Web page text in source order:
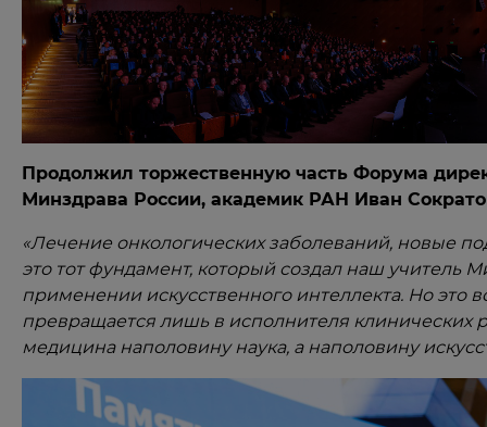
Продолжил торжественную часть Форума
Минздрава России, академик РАН Иван
«Лечение онкологических заболеваний, новые
это тот фундамент, который создал наш
применении искусственного интеллекта. Но это
превращается лишь в исполнителя клинических
медицина наполовину наука, а наполовину